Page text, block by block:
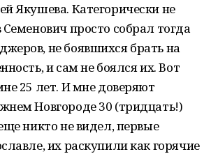
Якушева. Категорически не
Семенович просто собрал тогда
не боявшихся брать на
и сам не боялся их. Вот
25 лет. И мне доверяют
Новгороде 30 (тридцать!)
никто не видел, первые
их раскупили как горячие